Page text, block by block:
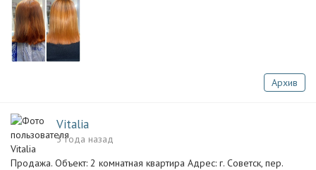
Архив
Vitalia
3 года назад
Продажа. Объект: 2 комнатная квартира Адрес: г. Советск, пер.